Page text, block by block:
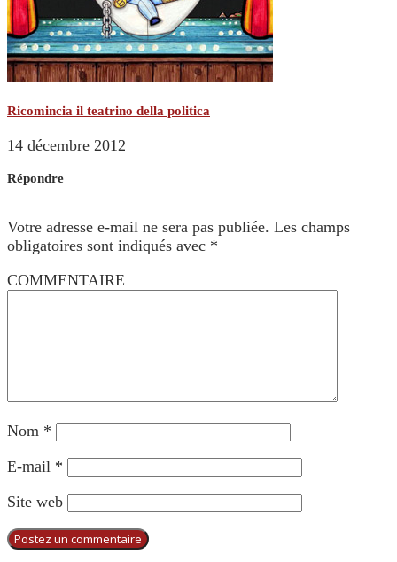
Ricomincia il teatrino della politica
14 décembre 2012
Répondre
Votre adresse e-mail ne sera pas publiée. Les champs
obligatoires sont indiqués avec *
COMMENTAIRE
Nom *
E-mail *
Site web